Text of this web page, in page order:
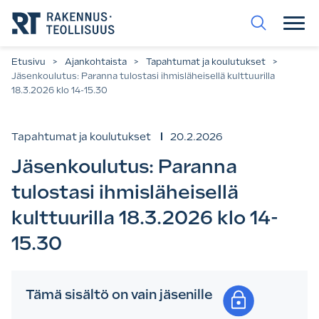
suoraan
sisältöön.
Etusivu > Ajankohtaista > Tapahtumat ja koulutukset
>
Jäsenkoulutus: Paranna tulostasi ihmisläheisellä kulttuurilla
18.3.2026 klo 14-15.30
Tapahtumat ja koulutukset 20.2.2026
Jäsenkoulutus: Paranna
tulostasi ihmisläheisellä
kulttuurilla 18.3.2026 klo 14-
15.30
Tämä sisältö on vain jäsenille